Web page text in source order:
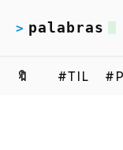
> palabras
🔖 #TIL